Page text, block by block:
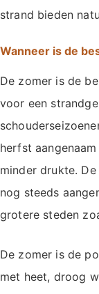
strand bieden
Wanneer is de
De zomer is de
voor een
herfst
minder drukte.
nog steeds
grotere steden
De zomer is de
met heet, droog